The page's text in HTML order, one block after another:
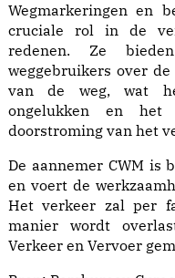
Wegmarkeringen en
cruciale rol in de
redenen. Ze
weggebruikers over
van de weg, wat
ongelukken en het
doorstroming van het
De aannemer CWM is
en voert de
Het verkeer zal per
manier wordt
Verkeer en Vervoer